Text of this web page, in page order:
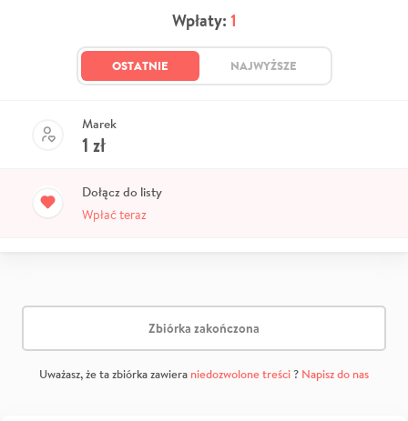
Wpłaty: 1
OSTATNIE NAJWYŻSZE
Marek
1 zł
Dołącz do listy
Wpłać teraz
Zbiórka zakończona
Uważasz, że ta zbiórka zawiera niedozwolone treści? Napisz do nas